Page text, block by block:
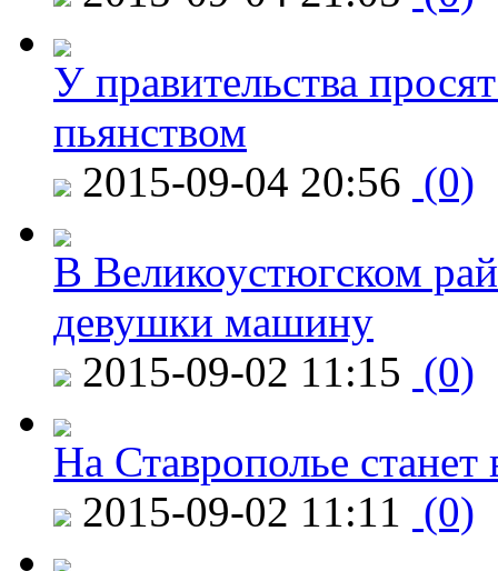
У правительства
пьянством
2015-09-04 20:56 (0)
В Великоустюгском
девушки машину
2015-09-02 11:15 (0)
На Ставрополье
2015-09-02 11:11 (0)